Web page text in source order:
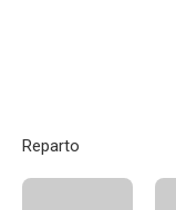
Reparto